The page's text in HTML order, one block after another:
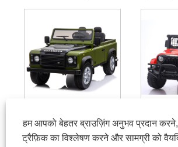
हम आपको बेहतर ब्राउज़िंग अनुभव प्रदान
ट्रैफ़िक का विश्लेषण करने और सामग्री को